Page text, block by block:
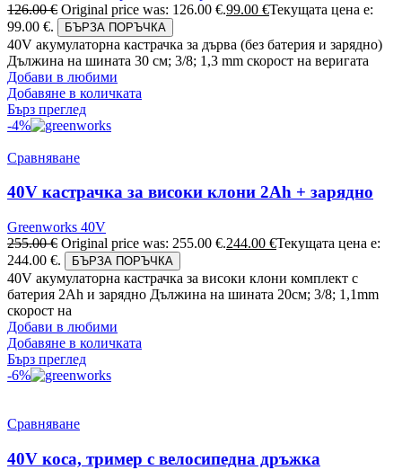
126.00€ Original price was: 126.00 €.99.00 €Текущата цена е:
99.00 €.
БЪРЗА ПОРЪЧКА
40V акумулаторна кастрачка за дърва (без батерия и зарядно)
Дължина на шината 30 см; 3/8; 1,3 mm скорост на веригата
Добави в любими
Добавяне в количката
Бърз преглед
-4%
Сравняване
40V кастрачка за високи клони 2Ah + зарядно
Greenworks 40V
255.00€ Original price was: 255.00 €.244.00 €Текущата цена е:
244.00 €.
БЪРЗА ПОРЪЧКА
40V акумулаторна кастрачка за високи клони комплект с
батерия 2Ah и зарядно Дължина на шината 20см; 3/8; 1,1mm
скорост на
Добави в любими
Добавяне в количката
Бърз преглед
-6%
Сравняване
40V коса, тример с велосипедна дръжка